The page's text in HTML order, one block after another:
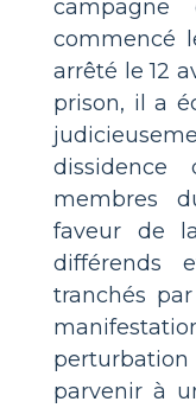
commencé
arrêté le 12
prison, il a
dissidence
membres
faveur de
différends
tranchés
parvenir à